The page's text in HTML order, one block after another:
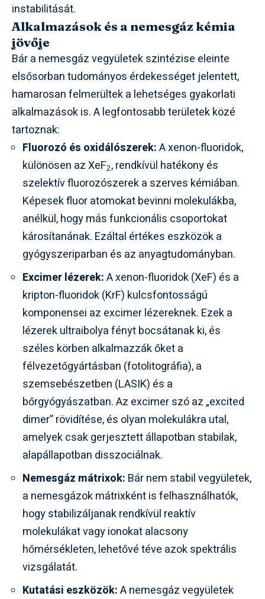
instabilitását.
Alkalmazások és a nemesgáz kémia
jövője
Bár a nemesgáz vegyületek szintézise eleinte
elsősorban tudományos érdekességet jelentett,
hamarosan felmerültek a lehetséges gyakorlati
alkalmazások is. A legfontosabb területek közé
tartoznak:
Fluorozó és oxidálószerek:A xenon-fluoridok,
különösen az XeF2, rendkívül hatékony és
szelektív fluorozószerek a szerves kémiában.
Képesek fluor atomokat bevinni molekulákba,
anélkül, hogy más funkcionális csoportokat
károsítanának. Ezáltal értékes eszközök a
gyógyszeriparban és az anyagtudományban.
Excimer lézerek:A xenon-fluoridok (XeF) és a
kripton-fluoridok (KrF) kulcsfontosságú
komponensei az excimer lézereknek. Ezek a
lézerek ultraibolya fényt bocsátanak ki, és
széles körben alkalmazzák őket a
félvezetőgyártásban (fotolitográfia), a
szemsebészetben (LASIK) és a
bőrgyógyászatban. Az excimer szó az „excited
dimer” rövidítése, és olyan molekulákra utal,
amelyek csak gerjesztett állapotban stabilak,
alapállapotban disszociálnak.
Nemesgáz mátrixok: Bár nem stabil vegyületek,
a nemesgázok mátrixként is felhasználhatók,
hogy stabilizáljanak rendkívül reaktív
molekulákat vagy ionokat alacsony
hőmérsékleten, lehetővé téve azok spektrális
vizsgálatát.
Kutatási eszközök:A nemesgáz vegyületek